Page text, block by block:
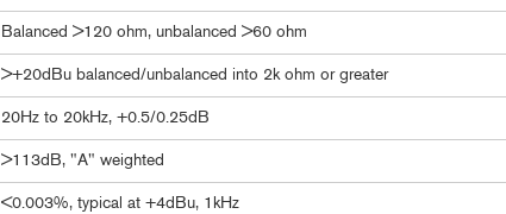
Balanced >120 ohm, unbalanced >60 ohm
>+20dBu balanced/unbalanced into 2k ohm or greater
20Hz to 20kHz, +0.5/0.25dB
>113dB, "A" weighted
<0.003%, typical at +4dBu, 1kHz